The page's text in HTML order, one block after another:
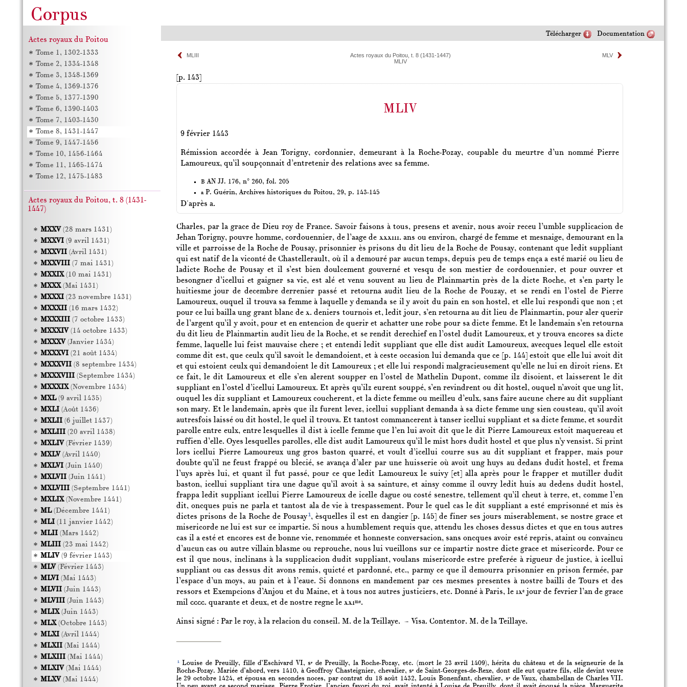
Documentation
Télécharger
MLIII MLV
Actes royaux du Poitou, t. 8 (1431-1447)
MLIV
[p. 143]
MLIV
9 février 1443
Rémission accordée à Jean Torigny, cordonnier, demeurant à la Roche-Pozay, coupable du meurtre d’un nommé Pierre
Lamoureux, qu’il soupçonnait d’entretenir des relations avec sa femme.
B AN JJ. 176, n° 260, fol. 205
aP. Guérin,Archives historiques du Poitou, 29, p. 143-145
D'après a.
Charles, par la grace de Dieu roy de France. Savoir faisons à tous, presens et avenir, nous avoir receu l’umble supplicacion de
Jehan Torigny, pouvre homme, cordouennier, de l’aage de xxxiii. ans ou environ, chargé de femme et mesnaige, demourant en la
ville et parroisse de la Roche de Pousay, prisonnier ès prisons du dit lieu de la Roche de Pousay, contenant que ledit suppliant
qui est natif de la viconté de Chastellerault, où il a demouré par aucun temps, depuis peu de temps ença a esté marié ou lieu de
ladicte Roche de Pousay et il s’est bien doulcement gouverné et vesqu de son mestier de cordouennier, et pour ouvrer et
besongner d’icellui et gaigner sa vie, est alé et venu souvent au lieu de Plainmartin près de la dicte Roche, et s’en party le
huitiesme jour de decembre derrenier passé et retourna audit lieu de la Roche de Pouzay, et se rendi en l’ostel de Pierre
Lamoureux, ouquel il trouva sa femme à laquelle y demanda se il y avoit du pain en son hostel, et elle lui respondi que non ; et
pour ce lui bailla ung grant blanc dex. deniers tournois et, ledit jour, s’en retourna au dit lieu de Plainmartin, pour aler querir
de l’argent qu’il y avoit, pour et en entencion de querir et achatter une robe pour sa dicte femme. Et le landemain s’en retourna
du dit lieu de Plainmartin audit lieu de la Roche, et se rendit derechief en l’ostel dudit Lamoureux, et y trouva encores sa dicte
femme, laquelle lui feist mauvaise chere ; et entendi ledit suppliant que elle dist audit Lamoureux, avecques lequel elle estoit
comme dit est, que ceulx qu’il savoit le demandoient, et à ceste occasion lui demanda que ce [p. 144] estoit que elle lui avoit dit
et qui estoient ceulx qui demandoient le dit Lamoureux ; et elle lui respondi malgracieusement qu’elle ne lui en diroit riens. Et
ce fait, le dit Lamoureux et elle s’en alerent soupper en l’ostel de Mathelin Dupont, comme ilz disoient, et laisserent le dit
suppliant en l’ostel d’icellui Lamoureux. Et après qu’ilz eurent souppé, s’en revindrent ou dit hostel, ouquel n’avoit que ung lit,
ouquel les diz suppliant et Lamoureux coucherent, et la dicte femme ou meilleu d’eulx, sans faire aucune chere au dit suppliant
son mary. Et le landemain, après que ilz furent levez, icellui suppliant demanda à sa dicte femme ung sien cousteau, qu’il avoit
autresfois laissé ou dit hostel, le quel il trouva. Et tantost commancerent à tanser icellui suppliant et sa dicte femme, et sourdit
parolle entre eulx, entre lesquelles il dist à icelle femme que l’en lui avoit dit que le dit Pierre Lamoureux estoit maquereau et
ruffien d’elle. Oyes lesquelles parolles, elle dist audit Lamoureux qu’il le mist hors dudit hostel et que plus n’y vensist. Si print
lors icellui Pierre Lamoureux ung gros baston quarré, et voult d’icellui courre sus au dit suppliant et frapper, mais pour
doubte qu’il ne feust frappé ou blecié, se avança d’aler par une huisserie où avoit ung huys au dedans dudit hostel, et frema
l’uys après lui, et quant il fut passé, pour ce que ledit Lamoureux le suivy [et] alla après pour le frapper et mutiller dudit
baston, icellui suppliant tira une dague qu’il avoit à sa sainture, et ainsy comme il ouvry ledit huis au dedens dudit hostel,
frappa ledit suppliant icellui Pierre Lamoureux de icelle dague ou costé senestre, tellement qu’il cheut à terre, et, comme l’en
dit, oncques puis ne parla et tantost ala de vie à trespassement. Pour le quel cas le dit suppliant a esté emprisonné et mis ès
dictes prisons de la Roche de Pousay 1, èsquelles il est en dangier [p. 145]
de finer ses jours miserablement, se nostre grace et
misericorde ne lui est sur ce impartie. Si nous a humblement requis que, attendu les choses dessus dictes et que en tous autres
cas il a esté et encores est de bonne vie, renommée et honneste conversacion, sans oncques avoir esté repris, ataint ou convaincu
d’aucun cas ou autre villain blasme ou reprouche, nous lui vueillons sur ce impartir nostre dicte grace et misericorde. Pour ce
est il que nous, inclinans à la supplicacion dudit suppliant, voulans misericorde estre preferée à rigueur de justice, à icellui
suppliant ou cas dessus dit avons remis, quicté et pardonné, etc., parmy ce que il demourra prisonnier en prison fermée, par
l’espace d’un moys, au pain et à l’eaue. Si donnons en mandement par ces mesmes presentes à nostre bailli de Tours et des
ressors et Exempcions d’Anjou et du Maine, et à tous noz autres justiciers, etc. Donné à Paris, le ixejour de fevrier l’an de grace
mil cccc. quarante et deux, et de nostre regne le xxime.
Ainsi signé : Par le roy, à la relacion du conseil. M. de la Teillaye. — Visa. Contentor. M. de la Teillaye.
1Louise de Preuilly, fille d’Eschivard VI, srde Preuilly, la Roche-Pozay, etc. (mort le 23 avril 1409), hérita du château et de la seigneurie de la
Roche-Pozay. Mariée d’abord, vers 1410, à Geoffroy Chasteignier, chevalier, srde Saint-Georges-de-Rexe, dont elle eut quatre fils, elle devint veuve
le 29 octobre 1424, et épousa en secondes noces, par contrat du 18 août 1432, Louis Bonenfant, chevalier, srde Vaux, chambellan de Charles VII.
Actes royaux du Poitou
Tome 1, 1302-1333
Tome 2, 1334-1348
Tome 3, 1348-1369
Tome 4, 1369-1376
Tome 5, 1377-1390
Tome 6, 1390-1403
Tome 7, 1403-1430
Tome 8, 1431-1447
Tome 9, 1447-1456
Tome 10, 1456-1464
Tome 11, 1465-1474
Tome 12, 1475-1483
Actes royaux du Poitou, t. 8 (1431-
1447)
MXXV(28 mars 1431)
MXXVI(9 avril 1431)
MXXVII(Avril 1431)
MXXVIII(7 mai 1431)
MXXIX(10 mai 1431)
MXXX(Mai 1431)
MXXXI(23 novembre 1431)
MXXXII(16 mars 1432)
MXXXIII(7 octobre 1433)
MXXXIV(14 octobre 1433)
MXXXV(Janvier 1434)
MXXXVI(21 août 1434)
MXXXVII(8 septembre 1434)
MXXXVIII(Septembre 1434)
MXXXIX(Novembre 1434)
MXL(9 avril 1435)
MXLI(Août 1436)
MXLII(6 juillet 1437)
MXLIII(20 avril 1438)
MXLIV(Février 1439)
MXLV(Avril 1440)
MXLVI(Juin 1440)
MXLVII(Juin 1441)
MXLVIII(Septembre 1441)
MXLIX(Novembre 1441)
ML(Décembre 1441)
MLI(11 janvier 1442)
MLII(Mars 1442)
MLIII(23 mai 1442)
MLIV(9 février 1443)
MLV(Février 1443)
MLVI(Mai 1443)
MLVII(Juin 1443)
MLVIII(Juin 1443)
MLIX(Juin 1443)
MLX(Octobre 1443)
MLXI(Avril 1444)
MLXII(Mai 1444)
MLXIII(Mai 1444)
MLXIV(Mai 1444)
MLXV(Mai 1444)